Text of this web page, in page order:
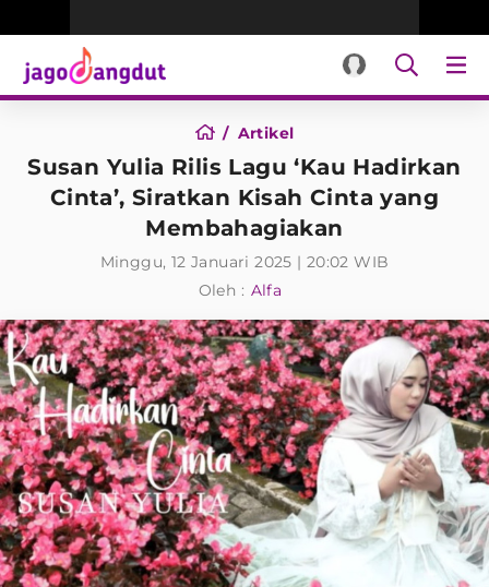
Artikel
Susan Yulia Rilis Lagu ‘Kau Hadirkan
Cinta’, Siratkan Kisah Cinta yang
Membahagiakan
Minggu, 12 Januari 2025 | 20:02 WIB
Oleh : Alfa